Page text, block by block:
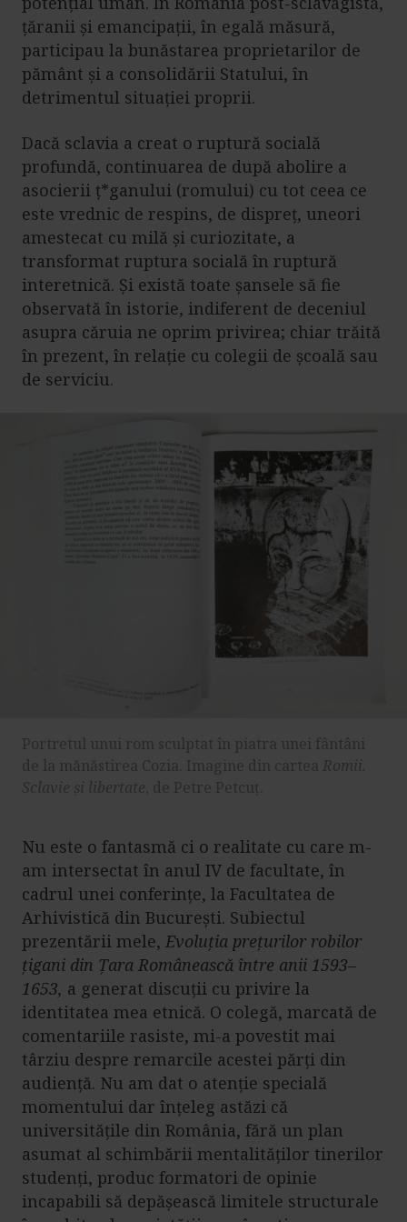
țăranii și emancipații, în egală măsură,
participau la bunăstarea proprietarilor de
pământ și a consolidării Statului, în
detrimentul situației proprii.
Dacă sclavia a creat o ruptură socială
profundă, continuarea de după abolire a
asocierii ț*ganului (romului) cu tot ceea ce
este vrednic de respins, de dispreț, uneori
amestecat cu milă și curiozitate, a
transformat ruptura socială în ruptură
interetnică. Și există toate șansele să fie
observată în istorie, indiferent de deceniul
asupra căruia ne oprim privirea; chiar trăită
în prezent, în relație cu colegii de școală sau
de serviciu.
Portretul unui rom sculptat în piatra unei fântâni
de la mănăstirea Cozia. Imagine din cartea Romii.
Sclavie și libertate, de Petre Petcuț.
Nu este o fantasmă ci o realitate cu care m-
am intersectat în anul IV de facultate, în
cadrul unei conferințe, la Facultatea de
Arhivistică din București. Subiectul
prezentării mele, Evoluția prețurilor robilor
țigani din Țara Românească între anii 1593–
1653, a generat discuții cu privire la
identitatea mea etnică. O colegă, marcată de
comentariile rasiste, mi-a povestit mai
târziu despre remarcile acestei părți din
audiență. Nu am dat o atenție specială
momentului dar înțeleg astăzi că
universitățile din România, fără un plan
asumat al schimbării mentalităților tinerilor
studenți, produc formatori de opinie
incapabili să depășească limitele structurale